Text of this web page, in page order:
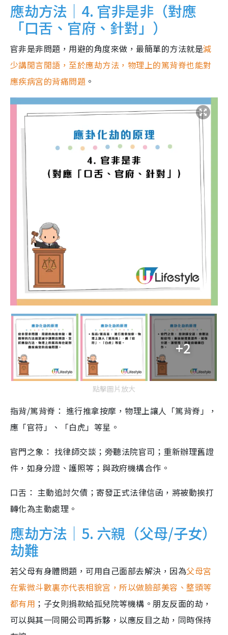
應劫方法｜4. 官非是非（對應
「口舌、官府、針對」）
官非是非問題，用避的角度來做，最簡單的方法就是減
少講閒言閒語，至於應劫方法，物理上的篤背脊也能對
應疾病宮的背痛問題 。
+2
點擊圖片放大
指背/篤背脊： 進行推拿按摩，物理上讓人「篤背脊」，
應「官符」、「白虎」等星。
官門之象： 找律師交談；旁聽法院官司；重新辦理舊證
件，如身分證、護照等；與政府機構合作。
口舌： 主動追討欠債；寄發正式法律信函，將被動挨打
轉化為主動處理。
應劫方法｜5. 六親（父母/子女）
劫難
若父母有身體問題，可用自己面部去解決，因為父母宮
在紫微斗數裏亦代表相貌宮，所以做臉部美容、整頭等
都有用 ；子女則捐款給孤兒院等機構。朋友反面的劫，
可以與其一同開公司再拆夥，以應反目之劫，同時保持